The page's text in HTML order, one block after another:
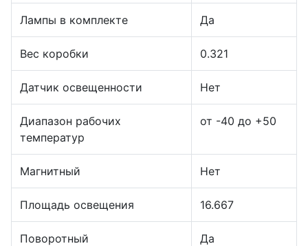
Лампы в комплекте Да
Вес коробки 0.321
Датчик освещенности Нет
Диапазон рабочих
температур
от -40 до +50
Магнитный Нет
Площадь освещения 16.667
Поворотный Да